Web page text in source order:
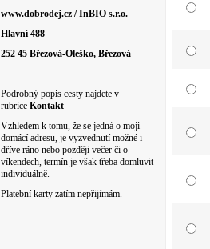
www.dobrodej.cz / InBIO s.r.o.
Hlavní 488
252 45 Březová-Oleško, Březová
Podrobný popis cesty najdete v
rubrice Kontakt
Vzhledem k tomu, že se jedná o moji
domácí adresu, je vyzvednutí možné i
dříve ráno nebo později večer či o
víkendech, termín je však třeba domluvit
individuálně.
Platební karty zatím nepřijímám.